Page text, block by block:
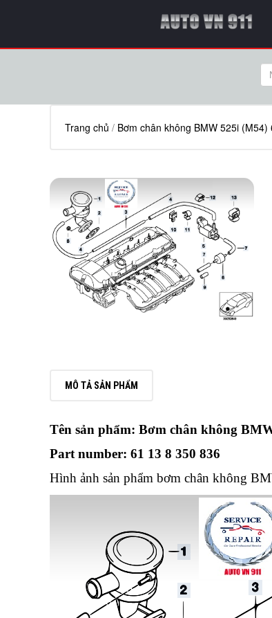
Trang chủ / Bơm chân không BMW 525i
MÔ TẢ SẢN PHẨM
Tên sản phẩm: Bơm chân không
Part number: 61 13 8 350 836
Hình ảnh sản phẩm bơm chân không